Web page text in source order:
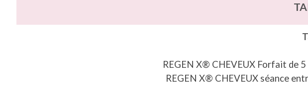
REGEN X®️ CHEVEUX Forfait
REGEN X®️ CHEVEUX séance